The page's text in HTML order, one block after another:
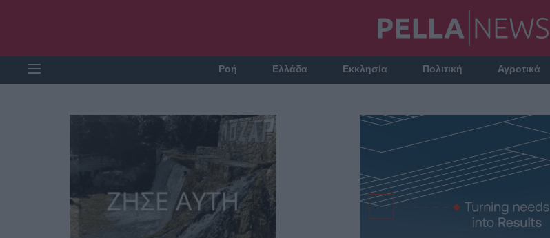
Ροή Ελλάδα Εκκλησία Πολιτική Αγροτικά